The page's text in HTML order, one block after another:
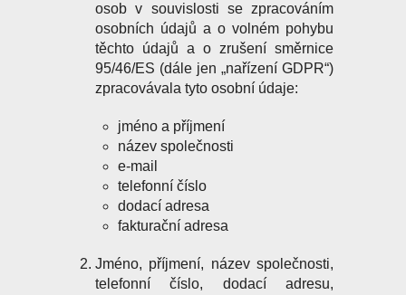
osob v souvislosti se zpracováním
osobních údajů a o volném pohybu
těchto údajů a o zrušení směrnice
95/46/ES (dále jen „nařízení GDPR“)
zpracovávala tyto osobní údaje:
jméno a příjmení
název společnosti
e-mail
telefonní číslo
dodací adresa
fakturační adresa
Jméno, příjmení, název společnosti,
telefonní číslo, dodací adresu,